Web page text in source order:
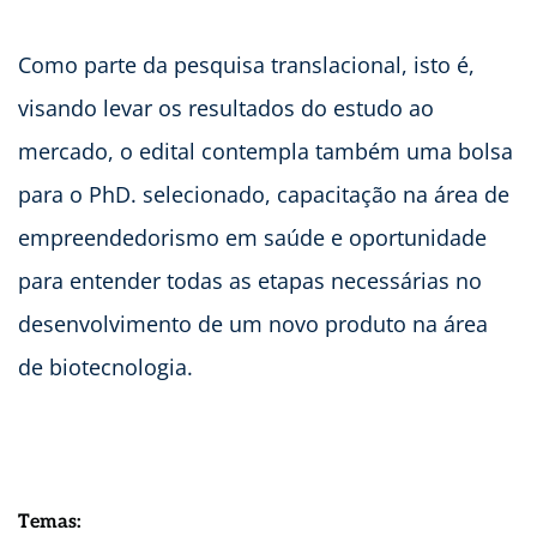
Como parte da pesquisa translacional, isto é,
visando levar os resultados do estudo ao
mercado, o edital contempla também uma bolsa
para o PhD. selecionado, capacitação na área de
empreendedorismo em saúde e oportunidade
para entender todas as etapas necessárias no
desenvolvimento de um novo produto na área
de biotecnologia.
Temas: